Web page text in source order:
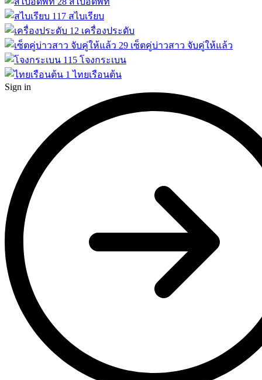
117 สไบเรียบ
12 เครื่องประดับ
29 เซ็ตคู่บ่าวสาว จับคู่ให้แล้ว
115 โจงกระเบน
1 ไทยเรือนต้น
Sign in